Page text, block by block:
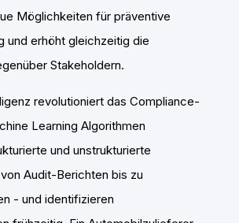
Möglichkeiten für präventive
und erhöht gleichzeitig die
Stakeholdern.
revolutioniert das Compliance-
Learning Algorithmen
und unstrukturierte
Audit-Berichten bis zu
- und identifizieren